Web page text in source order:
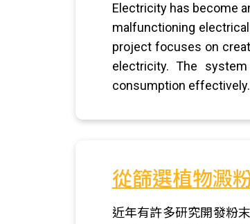
Electricity has become
malfunctioning
project focuses on
electricity. The
consumption
從篩選植物澱
近年有許多研究開發粉